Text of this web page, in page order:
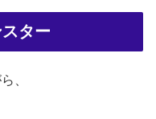
ター
、